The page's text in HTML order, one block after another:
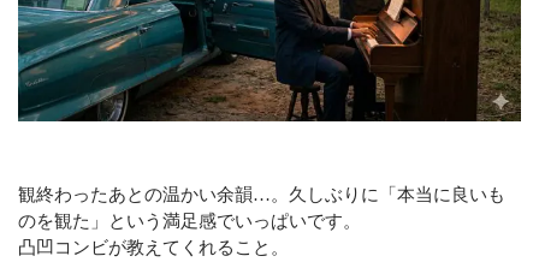
お電話での受付
019-653-2766
受付時間：平日 9:00～18:00
観終わったあとの温かい余韻…。久しぶりに「本当に良いも
のを観た」という満足感でいっぱいです。
凸凹コンビが教えてくれること。